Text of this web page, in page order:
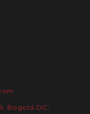
Bogotá DC,